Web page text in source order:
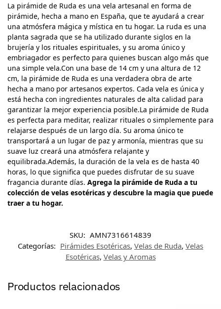
La pirámide de Ruda es una vela artesanal en forma de
pirámide, hecha a mano en España, que te ayudará a crear
una atmósfera mágica y mística en tu hogar. La ruda es una
planta sagrada que se ha utilizado durante siglos en la
brujería y los rituales espirituales, y su aroma único y
embriagador es perfecto para quienes buscan algo más que
una simple vela.Con una base de 14 cm y una altura de 12
cm, la pirámide de Ruda es una verdadera obra de arte
hecha a mano por artesanos expertos. Cada vela es única y
está hecha con ingredientes naturales de alta calidad para
garantizar la mejor experiencia posible.La pirámide de Ruda
es perfecta para meditar, realizar rituales o simplemente para
relajarse después de un largo día. Su aroma único te
transportará a un lugar de paz y armonía, mientras que su
suave luz creará una atmósfera relajante y
equilibrada.Además, la duración de la vela es de hasta 40
horas, lo que significa que puedes disfrutar de su suave
fragancia durante días. Agrega la pirámide de Ruda a tu
colección de velas esotéricas y descubre la magia que puede
traer a tu hogar.
SKU: AMN7316614839
Categorías: Pirámides Esotéricas, Velas de Ruda, Velas
Esotéricas, Velas y Aromas
Productos relacionados